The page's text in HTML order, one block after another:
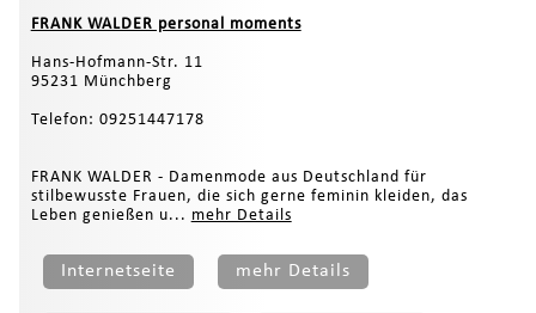
FRANK WALDER personal moments
Hans-Hofmann-Str. 11
95231 Münchberg
Telefon: 09251447178
FRANK WALDER - Damenmode aus Deutschland für
stilbewusste Frauen, die sich gerne feminin kleiden, das
Leben genießen u... mehr Details
Internetseite mehr Details